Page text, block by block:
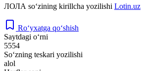
ЛОЛА so‘zining kirillcha yozilishi Lotin.uz
Ro‘yxatga qo‘shish
Saytdagi o‘rni
5554
So‘zning teskari yozilishi
alol